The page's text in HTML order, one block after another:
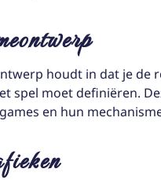
houdt in dat je de
spel moet definiëren.
en hun